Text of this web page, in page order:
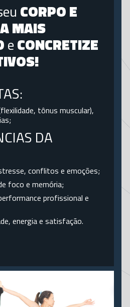
BODYPUMP
ZUMBA
CORPO E
MAIS
eCONCRETIZE
tônus muscular),
DA
conflitos e emoções;
foco e memória;
profissional e
energia e satisfação.